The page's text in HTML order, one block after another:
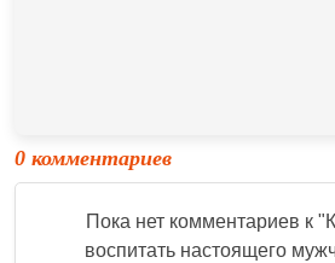
0 комментариев
Пока нет комментариев к "
воспитать настоящего